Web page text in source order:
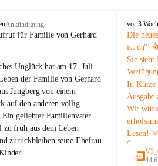
Ankündigung
für Familie von Gerhard
Unglück hat am 17. Juli
der Familie von Gerhard
Jungberg von einem
auf den anderen völlig
Ein geliebter Familienvater
zu früh aus dem Leben
zurückbleiben seine Ehefrau
B
u
c
h
-
S
t
.
M
a
g
d
vor 3
Die
ist da"!
Sie
In Kürze
Ausgabe
Wir
Lesen!